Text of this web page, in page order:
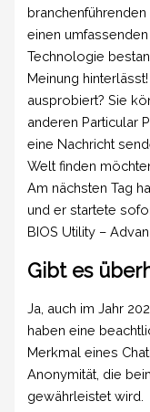
einen
Technologie
Meinung
ausprobiert? Sie
anderen Particular
eine Nachricht
Welt finden
Am nächsten Tag
und er startete
BIOS Utility –
Gibt es
Ja, auch im Jahr
haben eine
Merkmal eines
Anonymität, die
gewährleistet wird.